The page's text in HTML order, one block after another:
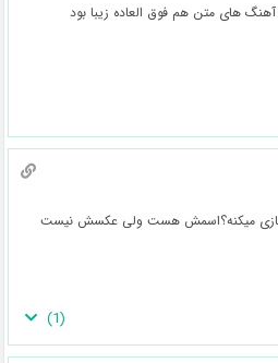
های متن هم فوق العاده زیبا بود
بازی میکنه؟اسمش هست ولی عکسش نیست
(
1
)